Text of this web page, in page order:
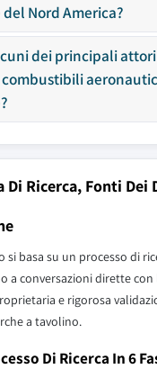
Nord America?
dei principali
Ricerca, Fonti Dei
si basa su un processo di
a conversazioni dirette
e rigorosa
a tavolino.
Di Ricerca In 6